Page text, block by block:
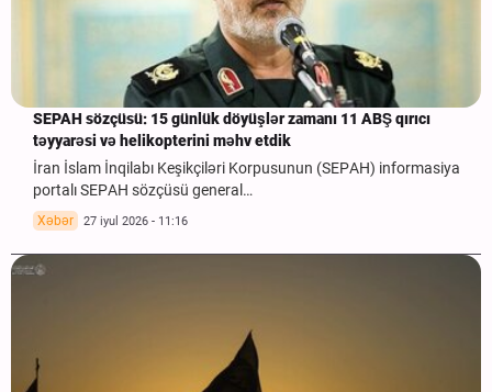
SEPAH sözçüsü: 15 günlük döyüşlər zamanı 11 ABŞ qırıcı
təyyarəsi və helikopterini məhv etdik
İran İslam İnqilabı Keşikçiləri Korpusunun (SEPAH) informasiya
portalı SEPAH sözçüsü general…
Xəbər 27 iyul 2026 - 11:16